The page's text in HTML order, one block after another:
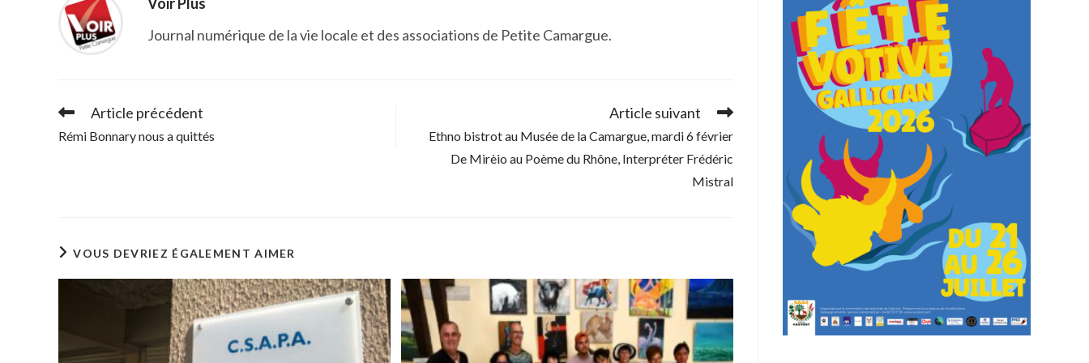
Journal numérique de la vie locale et des associations de Petite Camargue.
Read
articles
Article précédent
Rémi Bonnary nous a quittés
Article suivant
Ethno bistrot au Musée de la Camargue, mardi 6 février
De Mirèio au Poème du Rhône, Interpréter Frédéric
Mistral
VOUS DEVRIEZ ÉGALEMENT AIMER